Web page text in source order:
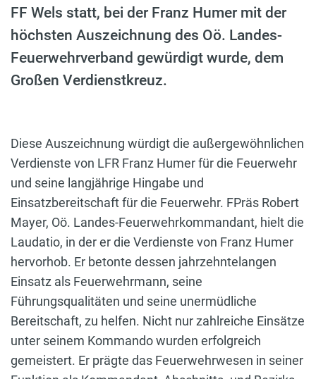
FF Wels statt, bei der Franz Humer mit der
höchsten Auszeichnung des Oö. Landes-
Feuerwehrverband gewürdigt wurde, dem
Großen Verdienstkreuz.
Diese Auszeichnung würdigt die außergewöhnlichen
Verdienste von LFR Franz Humer für die Feuerwehr
und seine langjährige Hingabe und
Einsatzbereitschaft für die Feuerwehr. FPräs Robert
Mayer, Oö. Landes-Feuerwehrkommandant, hielt die
Laudatio, in der er die Verdienste von Franz Humer
hervorhob. Er betonte dessen jahrzehntelangen
Einsatz als Feuerwehrmann, seine
Führungsqualitäten und seine unermüdliche
Bereitschaft, zu helfen. Nicht nur zahlreiche Einsätze
unter seinem Kommando wurden erfolgreich
gemeistert. Er prägte das Feuerwehrwesen in seiner